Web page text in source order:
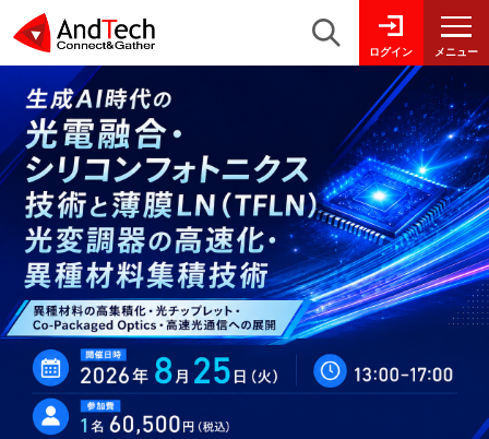
ログイン メニュー